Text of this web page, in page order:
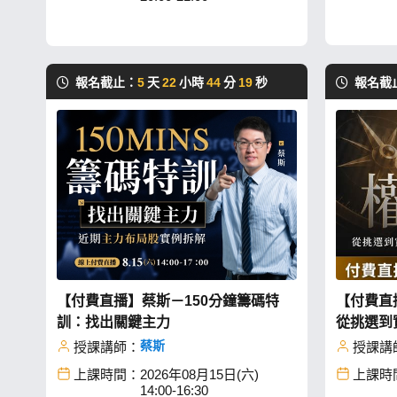
報名截止： 5 天22小時44分 18秒
【付費直播】蔡斯－150分鐘籌碼特
訓：找出關鍵主力
授課講師： 蔡斯
上課時間： 2026年08月15日(六)
14:00-16:30
報名截
【付費
從挑選到
風控框架
授課講
上課